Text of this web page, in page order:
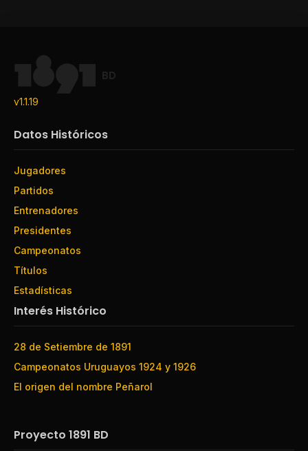
BD
v1.1.19
Datos Históricos
Jugadores
Partidos
Entrenadores
Presidentes
Campeonatos
Títulos
Estadísticas
Interés Histórico
28 de Setiembre de 1891
Campeonatos Uruguayos 1924 y 1926
El origen del nombre Peñarol
Proyecto 1891 BD